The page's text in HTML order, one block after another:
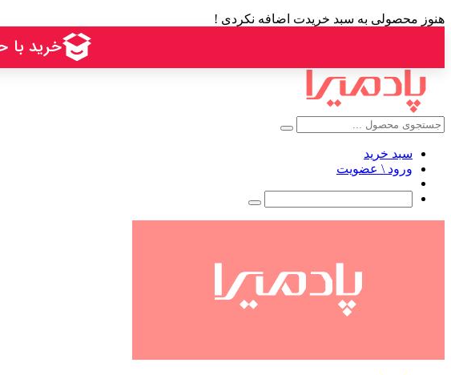
هنوز محصولی به سبد خریدت اضافه نکردی !
سبد خرید
ورود \ عضویت